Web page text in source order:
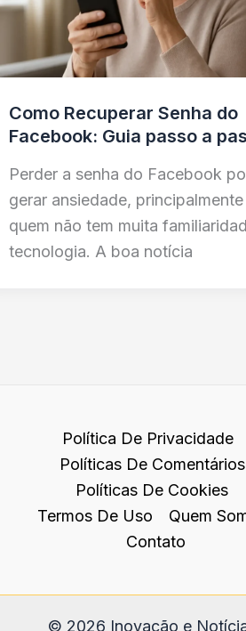
Como Recuperar Senha do
Facebook: Guia passo a
Perder a senha do Facebook
gerar ansiedade,
quem não tem muita
tecnologia. A boa notícia
Política De Privacidade
Políticas De Comentários
Políticas De Cookies
Termos De Uso
Quem
Contato
© 2026 Inovação e